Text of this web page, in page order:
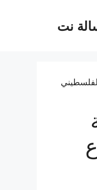
نت